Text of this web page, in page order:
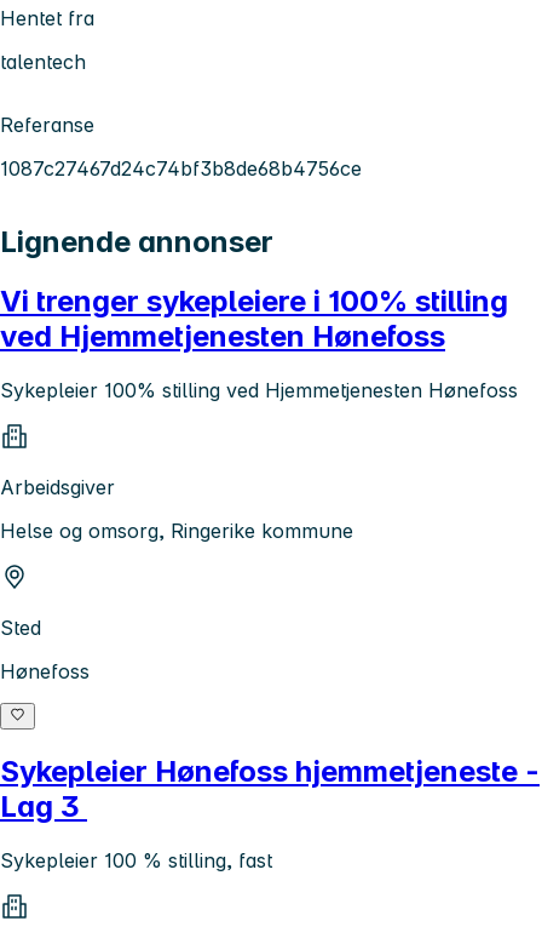
Hentet fra
talentech
Referanse
1087c27467d24c74bf3b8de68b4756ce
Lignende annonser
Vi trenger sykepleiere i 100% stilling
ved Hjemmetjenesten Hønefoss
Sykepleier 100% stilling ved Hjemmetjenesten Hønefoss
Arbeidsgiver
Helse og omsorg, Ringerike kommune
Sted
Hønefoss
Sykepleier Hønefoss hjemmetjeneste -
Lag 3
Sykepleier 100 % stilling, fast